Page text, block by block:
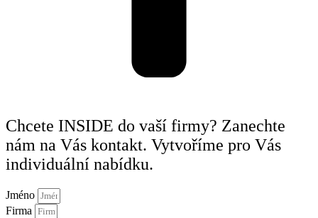
Chcete INSIDE do vaší firmy? Zanechte
nám na Vás kontakt. Vytvoříme pro Vás
individuální nabídku.
Jméno
Firma